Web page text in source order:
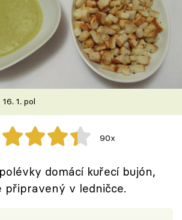
1. pol
90x
domácí kuřecí bujón,
připravený v ledničce.